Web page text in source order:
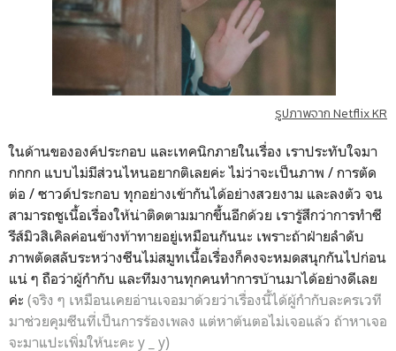
รูปภาพจาก Netflix KR
ในด้านขององค์ประกอบ และเทคนิกภายในเรื่อง เราประทับใจมา
กกกก แบบไม่มีส่วนไหนอยากติเลยค่ะ ไม่ว่าจะเป็นภาพ / การตัด
ต่อ / ซาวด์ประกอบ ทุกอย่างเข้ากันได้อย่างสวยงาม และลงตัว จน
สามารถชูเนื้อเรื่องให้น่าติดตามมากขึ้นอีกด้วย เรารู้สึกว่าการทำซี
รีส์มิวสิเคิลค่อนข้างท้าทายอยู่เหมือนกันนะ เพราะถ้าฝ่ายลำดับ
ภาพตัดสลับระหว่างซีนไม่สมูทเนื้อเรื่องก็คงจะหมดสนุกกันไปก่อน
แน่ ๆ ถือว่าผู้กำกับ และทีมงานทุกคนทำการบ้านมาได้อย่างดีเลย
ค่ะ (จริง ๆ เหมือนเคยอ่านเจอมาด้วยว่าเรื่องนี้ได้ผู้กำกับละครเวที
มาช่วยคุมซีนที่เป็นการร้องเพลง แต่หาต้นตอไม่เจอแล้ว ถ้าหาเจอ
จะมาแปะเพิ่มให้นะคะ y _ y)